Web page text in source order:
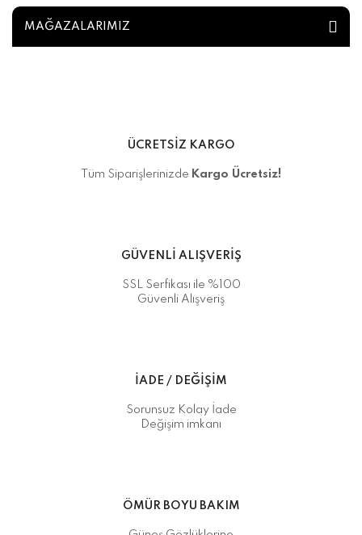
MAĞAZALARIMIZ
ÜCRETSİZ KARGO
Tüm Siparişlerinizde Kargo Ücretsiz!
GÜVENLİ ALIŞVERİŞ
SSL Serfikası ile %100
Güvenli Alışveriş
İADE / DEĞİŞİM
Sorunsuz Kolay İade
Değişim imkanı
ÖMÜR BOYU BAKIM